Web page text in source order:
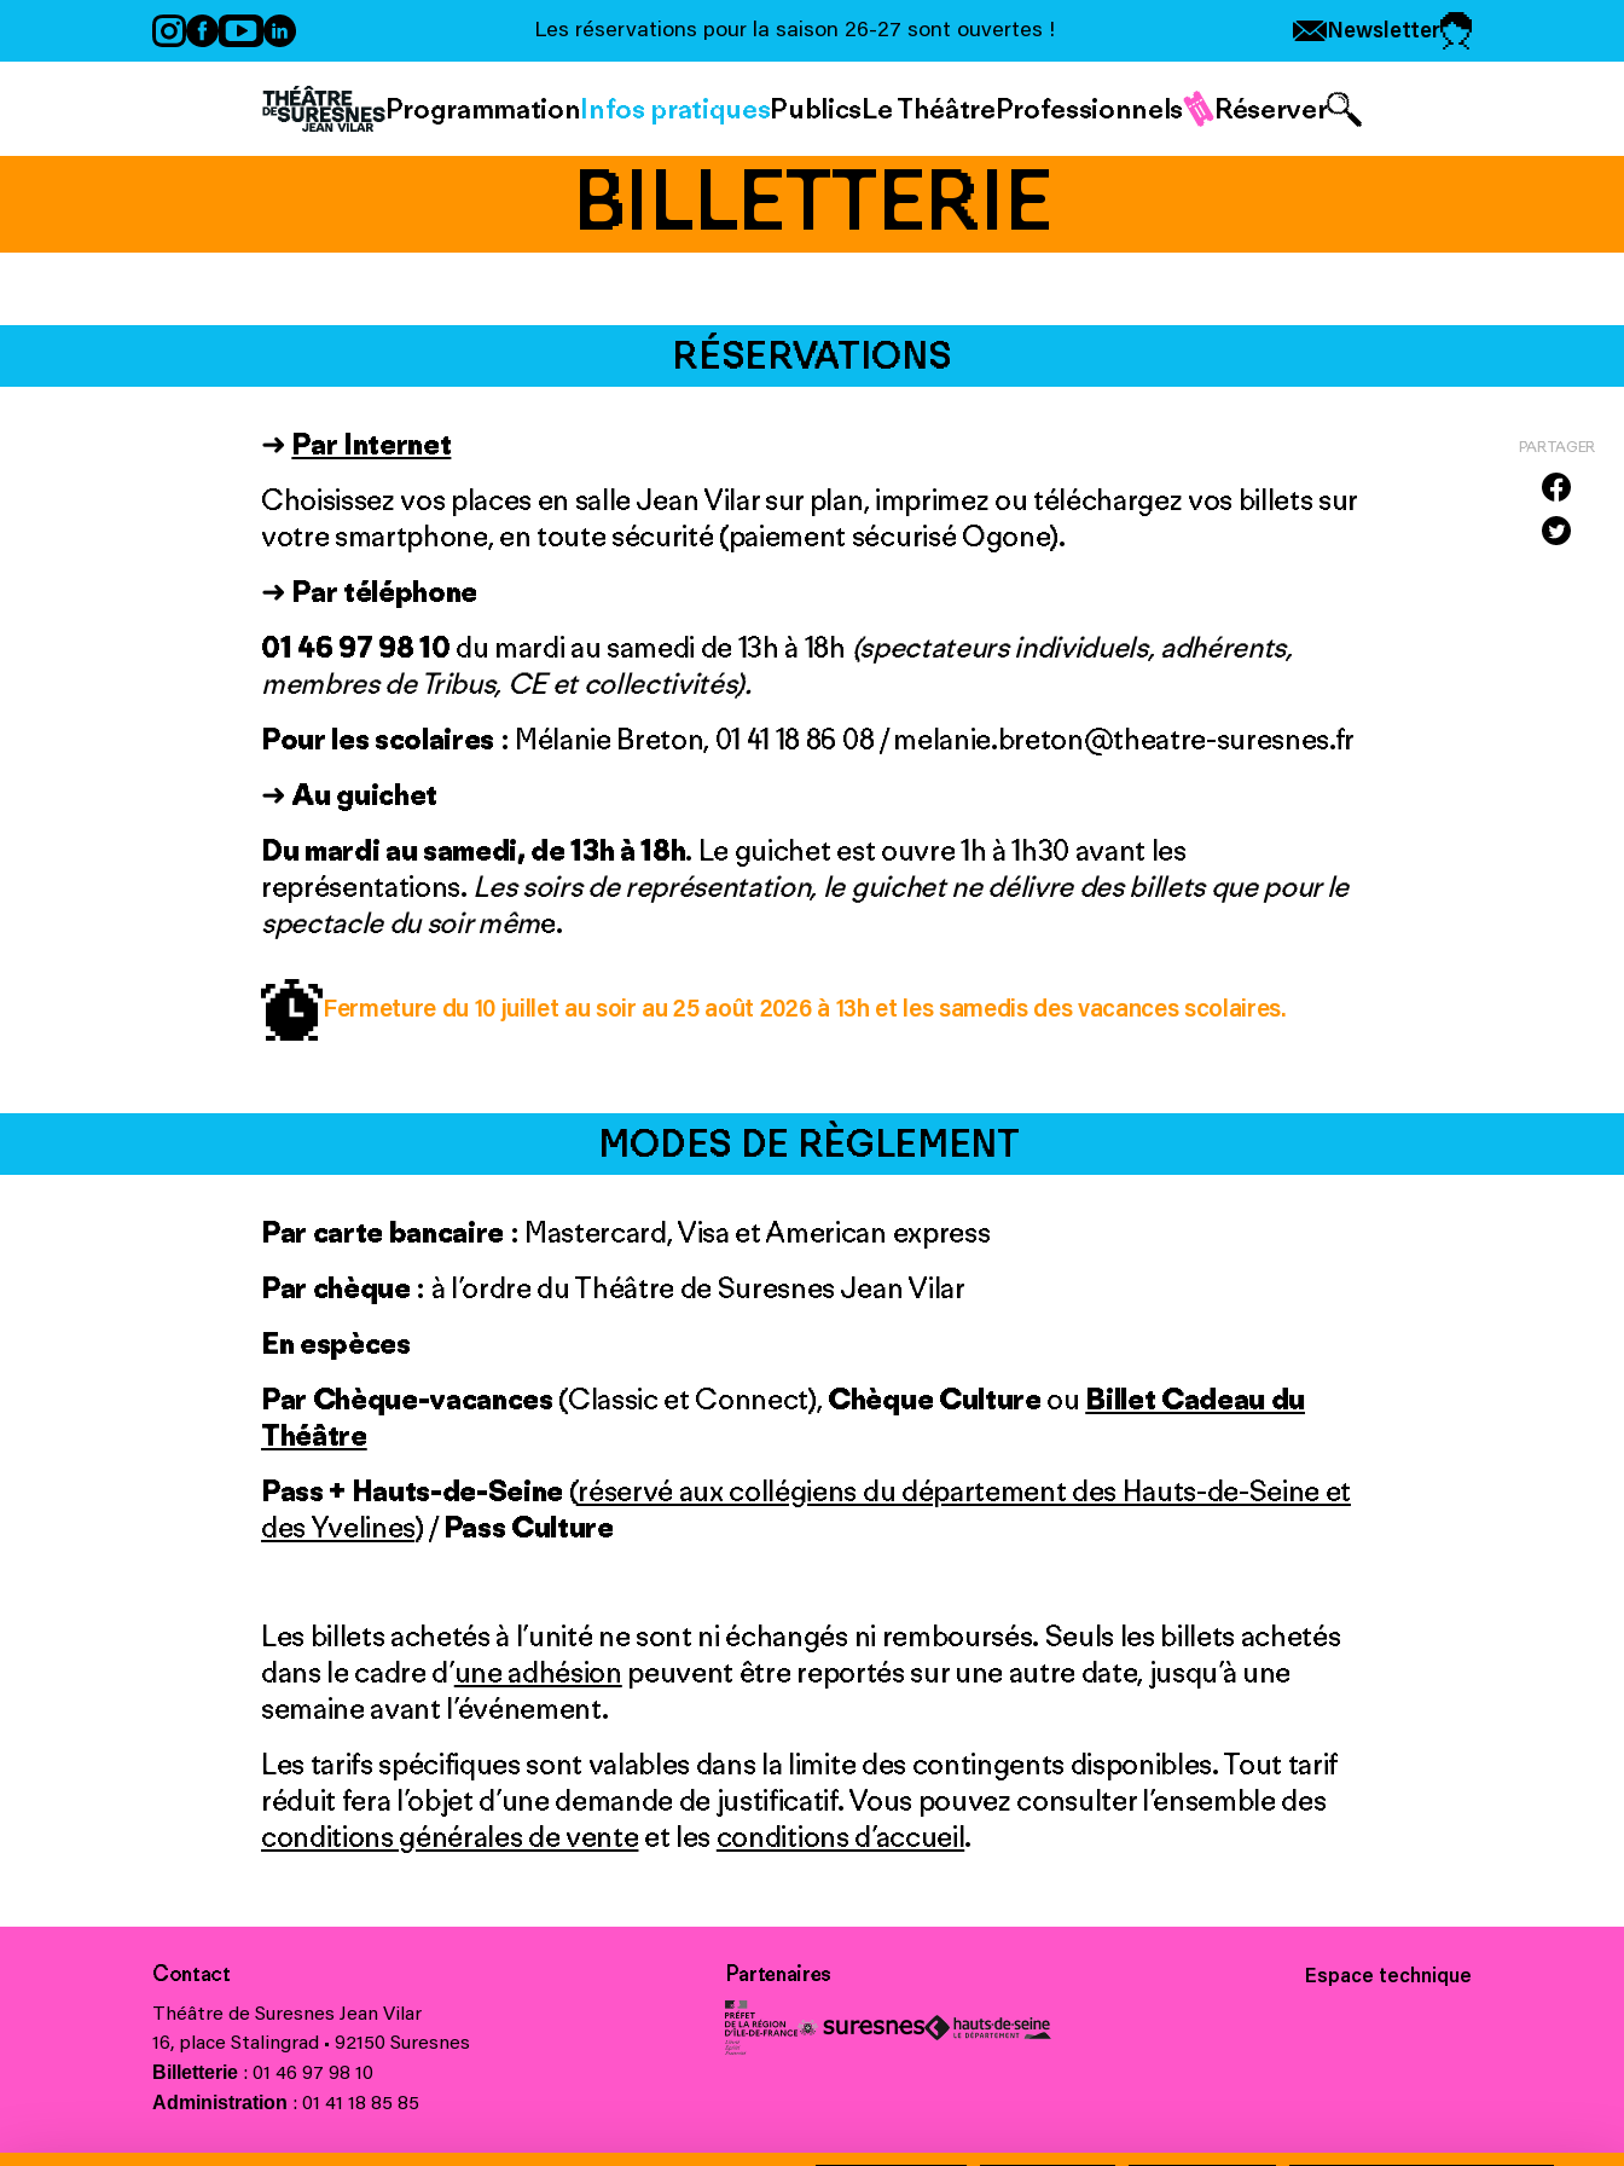
Les réservations pour la saison 26-27 sont ouvertes ! Newsletter
ProgrammationInfos pratiquesPublicsLe ThéâtreProfessionnels Réserver
BILLETTERIE
PARTAGER
RÉSERVATIONS
➜ Par Internet
Choisissez vos places en salle Jean Vilar sur plan, imprimez ou téléchargez vos billets sur
votre smartphone, en toute sécurité (paiement sécurisé Ogone).
➜ Par téléphone
01 46 97 98 10 du mardi au samedi de 13h à 18h (spectateurs individuels, adhérents,
membres de Tribus, CE et collectivités).
Pour les scolaires : Mélanie Breton, 01 41 18 86 08 / melanie.breton@theatre-suresnes.fr
➜ Au guichet
Du mardi au samedi, de 13h à 18h. Le guichet est ouvre 1h à 1h30 avant les
représentations. Les soirs de représentation, le guichet ne délivre des billets que pour le
spectacle du soir même.
Fermeture du 10 juillet au soir au 25 août 2026 à 13h et les samedis des vacances scolaires.
MODES DE RÈGLEMENT
Par carte bancaire : Mastercard, Visa et American express
Par chèque : à l’ordre du Théâtre de Suresnes Jean Vilar
En espèces
Par Chèque-vacances (Classic et Connect), Chèque Culture ou Billet Cadeau du
Théâtre
Pass + Hauts-de-Seine (réservé aux collégiens du département des Hauts-de-Seine et
des Yvelines) /Pass Culture
Les billets achetés à l’unité ne sont ni échangés ni remboursés. Seuls les billets achetés
dans le cadre d’une adhésion peuvent être reportés sur une autre date, jusqu’à une
semaine avant l’événement.
Les tarifs spécifiques sont valables dans la limite des contingents disponibles. Tout tarif
réduit fera l’objet d’une demande de justificatif. Vous pouvez consulter l’ensemble des
conditions générales de vente et les conditions d’accueil.
Contact
Théâtre de Suresnes Jean Vilar
16, place Stalingrad • 92150 Suresnes
Billetterie : 01 46 97 98 10
Administration : 01 41 18 85 85
Partenaires Espace technique
Panneau de gestion des cookies